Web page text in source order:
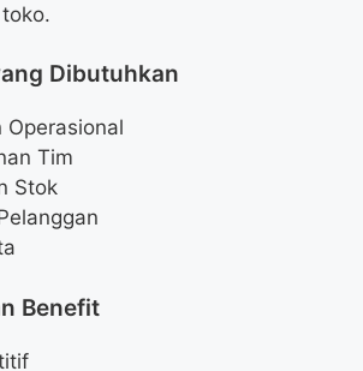
Dibutuhkan
Operasional
Tim
Stok
Benefit